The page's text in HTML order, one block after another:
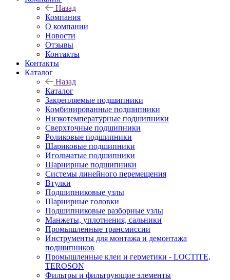
Назад
Компания
О компании
Новости
Отзывы
Контакты
Контакты
Каталог
Назад
Каталог
Закрепляемые подшипники
Комбинированные подшипники
Низкотемпературные подшипники
Сверхточные подшипники
Роликовые подшипники
Шариковые подшипники
Игольчатые подшипники
Шарнирные подшипники
Системы линейного перемещения
Втулки
Подшипниковые узлы
Шарнирные головки
Подшипниковые разборные узлы
Манжеты, уплотнения, сальники
Промышленные трансмиссии
Инструменты для монтажа и демонтажа
подшипников
Промышленные клеи и герметики - LOCTITE,
TEROSON
Фильтры и фильтрующие элементы